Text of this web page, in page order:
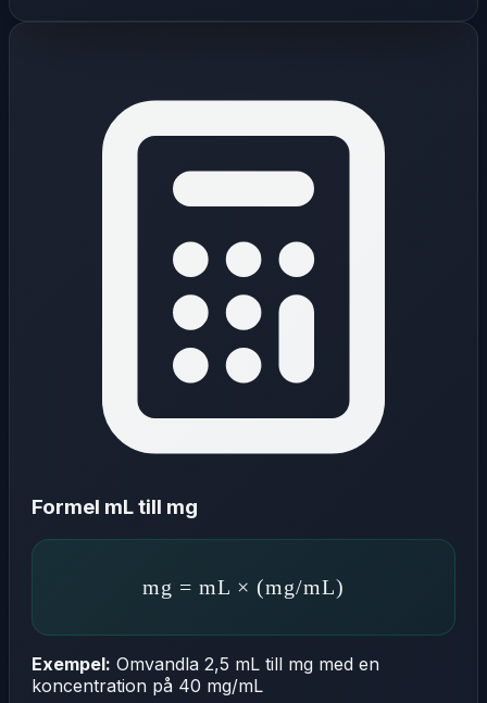
Formel mL till mg
mg = mL × (mg/mL)
Exempel: Omvandla 2,5 mL till mg med en
koncentration på 40 mg/mL